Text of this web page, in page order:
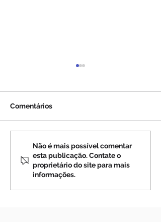
Profecias sobre a Rússia
(4)
Comentários
Não é mais possível comentar
esta publicação. Contate o
proprietário do site para mais
informações.